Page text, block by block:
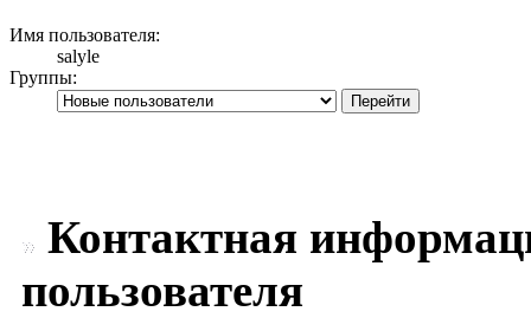
Имя пользователя:
salyle
Группы:
Контактная
пользователя